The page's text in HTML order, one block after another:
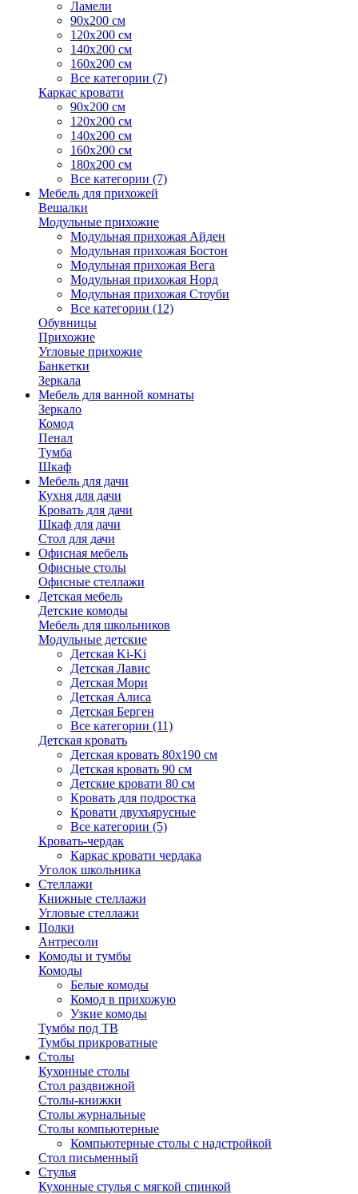
Ламели
90х200 см
120х200 см
140х200 см
160х200 см
Все категории (7)
Каркас кровати
90х200 см
120х200 см
140х200 см
160х200 см
180х200 см
Все категории (7)
Мебель для прихожей
Вешалки
Модульные прихожие
Модульная прихожая Айден
Модульная прихожая Бостон
Модульная прихожая Вега
Модульная прихожая Норд
Модульная прихожая Стоуби
Все категории (12)
Обувницы
Прихожие
Угловые прихожие
Банкетки
Зеркала
Мебель для ванной комнаты
Зеркало
Комод
Пенал
Тумба
Шкаф
Мебель для дачи
Кухня для дачи
Кровать для дачи
Шкаф для дачи
Стол для дачи
Офисная мебель
Офисные столы
Офисные стеллажи
Детская мебель
Детские комоды
Мебель для школьников
Модульные детские
Детская Ki-Ki
Детская Лавис
Детская Мори
Детская Алиса
Детская Берген
Все категории (11)
Детская кровать
Детская кровать 80х190 см
Детская кровать 90 см
Детские кровати 80 см
Кровать для подростка
Кровати двухъярусные
Все категории (5)
Кровать-чердак
Каркас кровати чердака
Уголок школьника
Стеллажи
Книжные стеллажи
Угловые стеллажи
Полки
Антресоли
Комоды и тумбы
Комоды
Белые комоды
Комод в прихожую
Узкие комоды
Тумбы под ТВ
Тумбы прикроватные
Столы
Кухонные столы
Стол раздвижной
Столы-книжки
Столы журнальные
Столы компьютерные
Компьютерные столы с надстройкой
Стол письменный
Стулья
Кухонные стулья с мягкой спинкой